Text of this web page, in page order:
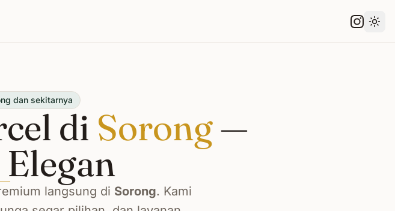
dan sekitarnya
di Sorong—
langsung di Sorong. Kami